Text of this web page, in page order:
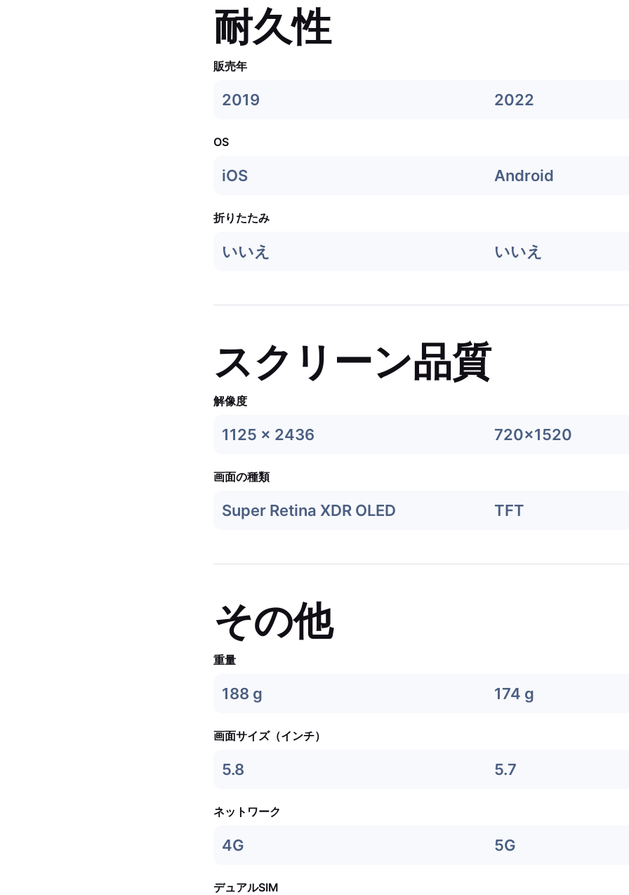
耐久性
販売年
2019 2022
OS
iOS Android
折りたたみ
いいえ いいえ
スクリーン品質
解像度
1125 x 2436 720x1520
画面の種類
Super Retina XDR OLED TFT
その他
重量
188 g 174 g
画面サイズ（インチ）
5.8 5.7
ネットワーク
4G 5G
デュアルSIM